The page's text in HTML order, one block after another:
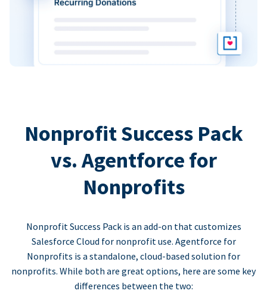
Nonprofit Success Pack
vs. Agentforce for
Nonprofits
Nonprofit Success Pack is an add-on that customizes
Salesforce Cloud for nonprofit use. Agentforce for
Nonprofits is a standalone, cloud-based solution for
nonprofits. While both are great options, here are some key
differences between the two: